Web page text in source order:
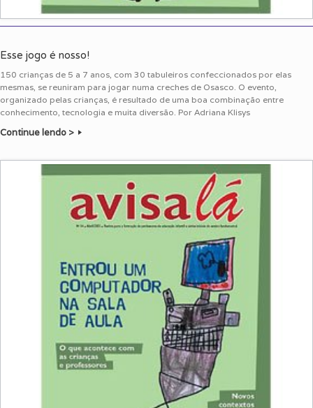
Esse jogo é nosso!
150 crianças de 5 a 7 anos, com 30 tabuleiros confeccionados por elas
mesmas, se reuniram para jogar numa creches de Osasco. O evento,
organizado pelas crianças, é resultado de uma boa combinação entre
conhecimento, tecnologia e muita diversão. Por Adriana Klisys
Continue lendo >